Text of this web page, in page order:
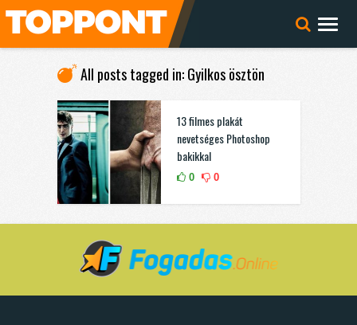
All posts tagged in: Gyilkos ösztön
13 filmes plakát
nevetséges Photoshop
bakikkal
0 0